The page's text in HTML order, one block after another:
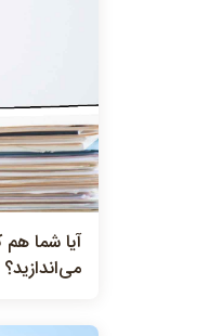
آيا شما هم
مي‌اندازيد؟